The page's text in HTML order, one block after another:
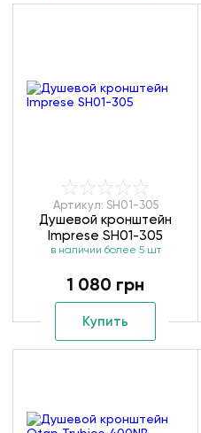
Артикул: SH01-305
Душевой кронштейн
Imprese SH01-305
в наличии более 5 шт
1 080 грн
Купить